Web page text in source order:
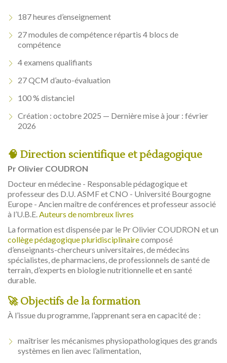
187 heures d’enseignement
27 modules de compétence répartis 4 blocs de
compétence
4 examens qualifiants
27 QCM d’auto-évaluation
100 % distanciel
Création : octobre 2025 — Dernière mise à jour : février
2026
🧠 Direction scientifique et pédagogique
Pr Olivier COUDRON
Docteur en médecine - Responsable pédagogique et
professeur des D.U. ASMF et CNO - Université Bourgogne
Europe - Ancien maître de conférences et professeur associé
à l’U.B.E.Auteurs de nombreux livres
La formation est dispensée par le Pr Olivier COUDRON et un
collège pédagogique pluridisciplinairecomposé
d’enseignants-chercheurs universitaires, de médecins
spécialistes, de pharmaciens, de professionnels de santé de
terrain, d’experts en biologie nutritionnelle et en santé
durable.
🚀 Objectifs de la formation
À l’issue du programme, l’apprenant sera en capacité de :
maîtriser les mécanismes physiopathologiques des grands
systèmes en lien avec l’alimentation,